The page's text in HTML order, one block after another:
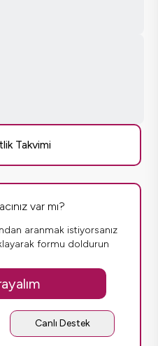
Takvimi
var mı?
aranmak istiyorsanız
formu doldurun
Canlı Destek